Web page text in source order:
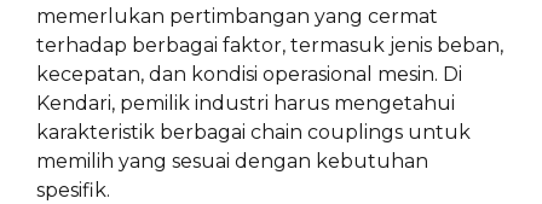
memerlukan pertimbangan yang cermat
terhadap berbagai faktor, termasuk jenis beban,
kecepatan, dan kondisi operasional mesin. Di
Kendari, pemilik industri harus mengetahui
karakteristik berbagai chain couplings untuk
memilih yang sesuai dengan kebutuhan
spesifik.